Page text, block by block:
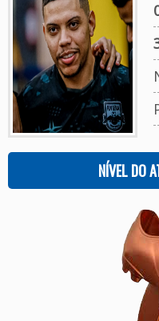
NÍVEL DO